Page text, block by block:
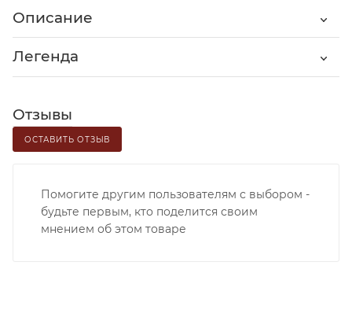
Описание
Легенда
Отзывы
ОСТАВИТЬ ОТЗЫВ
Помогите другим пользователям с выбором -
будьте первым, кто поделится своим
мнением об этом товаре